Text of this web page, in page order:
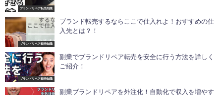
ブランドリペア転売知識
ブランドリペア転売知識
ブランド転売するならここで仕入れよ！おすすめの仕
入先とは？！
ブランドリペア転売知識
副業でブランドリペア転売を安全に行う方法を詳しく
ご紹介！
副業ブランドリペアを外注化！自動化で収入を増やす